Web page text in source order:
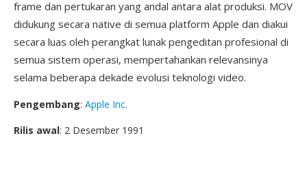
frame dan pertukaran yang andal antara alat produksi. MOV
didukung secara native di semua platform Apple dan diakui
secara luas oleh perangkat lunak pengeditan profesional di
semua sistem operasi, mempertahankan relevansinya
selama beberapa dekade evolusi teknologi video.
Pengembang: Apple Inc.
Rilis awal: 2 Desember 1991